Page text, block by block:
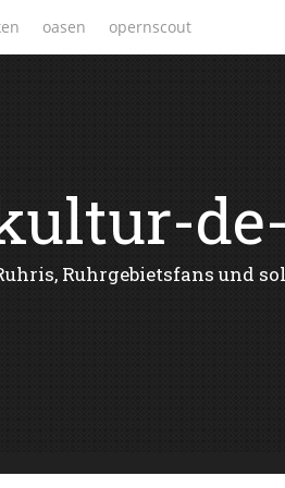
oasen opernscout
Ruhrgebietsfans und